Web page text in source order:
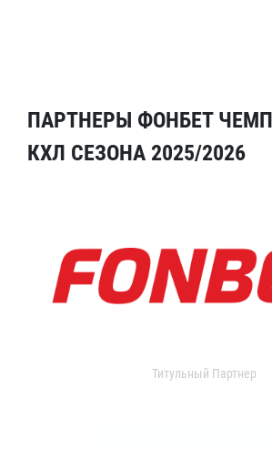
ПАРТНЕРЫ ФОНБЕТ
КХЛ СЕЗОНА 2025/2026
Титульный Партнер